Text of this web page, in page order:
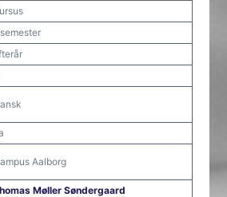
Aalborg
Møller Søndergaard